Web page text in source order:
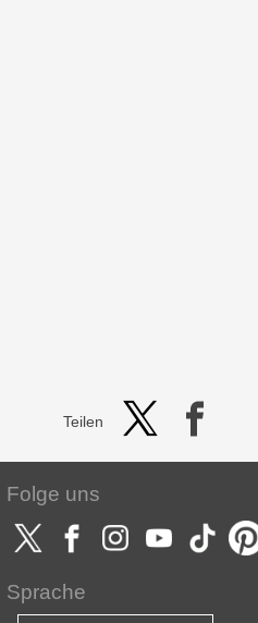
Teilen
Folge uns
Sprache